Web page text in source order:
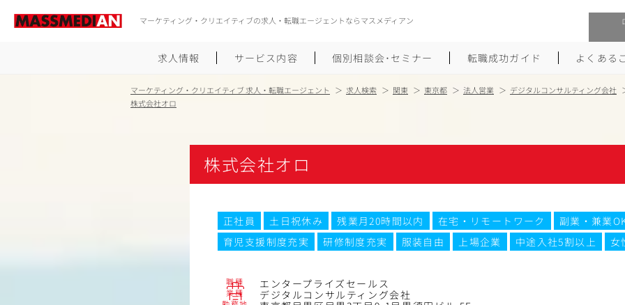
マーケティング・クリエイティブの求人・転職エージェントならマスメディアン
求人情報 サービス内容 個別相談会･セミナー 転職成功ガイド
職務経歴書のつくり方
ポートフォリオのつくり方
面接対策
エグゼクティブ転職
しゅふクリ･ママクリ転職
年収アップ転職
よくある
マーケティング・クリエイティブ 求人・転職エージェント 求人検索 関東 東京都 法人営業
デジタルコンサルティング会社
株式会社オロ
株式会社オロ
正社員 土日祝休み 残業月20時間以内 在宅・リモートワーク
副業・兼業
育児支援制度充実
研修制度充実 服装自由 上場企業 中途入社5割以上 女
職種 エンタープライズセールス
業種 デジタルコンサルティング会社